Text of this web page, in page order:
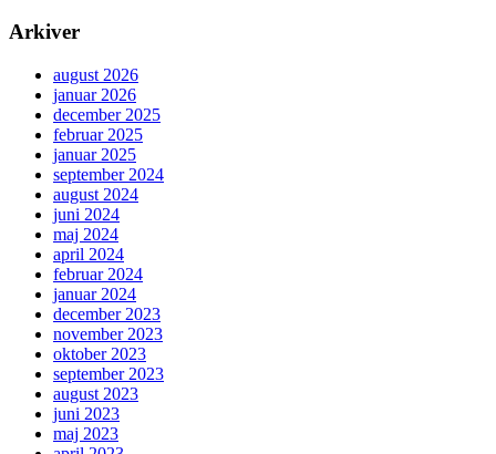
Arkiver
august 2026
januar 2026
december 2025
februar 2025
januar 2025
september 2024
august 2024
juni 2024
maj 2024
april 2024
februar 2024
januar 2024
december 2023
november 2023
oktober 2023
september 2023
august 2023
juni 2023
maj 2023